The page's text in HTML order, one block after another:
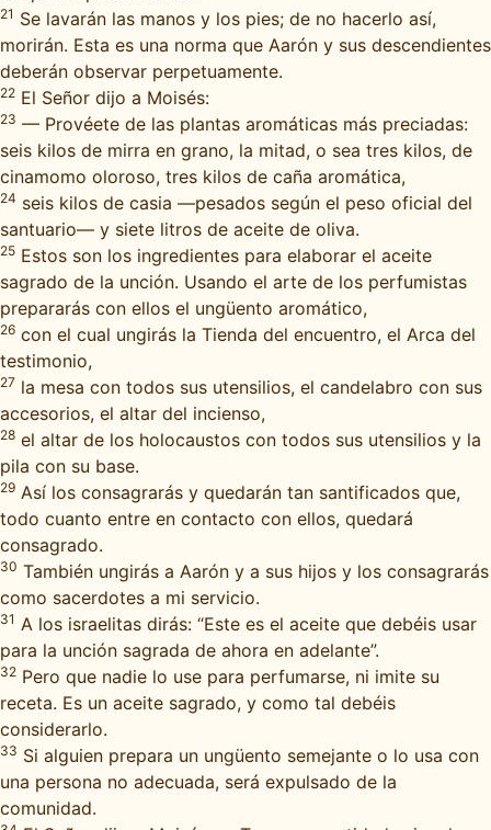
21 Se lavarán las manos y los pies; de no hacerlo así,
morirán. Esta es una norma que Aarón y sus descendientes
deberán observar perpetuamente.
22 El Señor dijo a Moisés:
23 — Provéete de las plantas aromáticas más preciadas:
seis kilos de mirra en grano, la mitad, o sea tres kilos, de
cinamomo oloroso, tres kilos de caña aromática,
24 seis kilos de casia —pesados según el peso oficial del
santuario— y siete litros de aceite de oliva.
25 Estos son los ingredientes para elaborar el aceite
sagrado de la unción. Usando el arte de los perfumistas
prepararás con ellos el ungüento aromático,
26 con el cual ungirás la Tienda del encuentro, el Arca del
testimonio,
27 la mesa con todos sus utensilios, el candelabro con sus
accesorios, el altar del incienso,
28 el altar de los holocaustos con todos sus utensilios y la
pila con su base.
29 Así los consagrarás y quedarán tan santificados que,
todo cuanto entre en contacto con ellos, quedará
consagrado.
30 También ungirás a Aarón y a sus hijos y los consagrarás
como sacerdotes a mi servicio.
31 A los israelitas dirás: “Este es el aceite que debéis usar
para la unción sagrada de ahora en adelante”.
32 Pero que nadie lo use para perfumarse, ni imite su
receta. Es un aceite sagrado, y como tal debéis
considerarlo.
33 Si alguien prepara un ungüento semejante o lo usa con
una persona no adecuada, será expulsado de la
comunidad.